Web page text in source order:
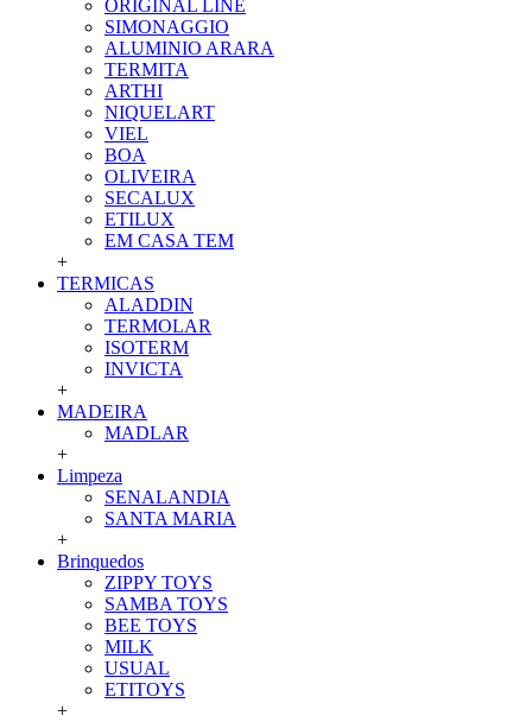
ORIGINAL LINE
SIMONAGGIO
ALUMINIO ARARA
TERMITA
ARTHI
NIQUELART
VIEL
BOA
OLIVEIRA
SECALUX
ETILUX
EM CASA TEM
+
TERMICAS
ALADDIN
TERMOLAR
ISOTERM
INVICTA
+
MADEIRA
MADLAR
+
Limpeza
SENALANDIA
SANTA MARIA
+
Brinquedos
ZIPPY TOYS
SAMBA TOYS
BEE TOYS
MILK
USUAL
ETITOYS
+